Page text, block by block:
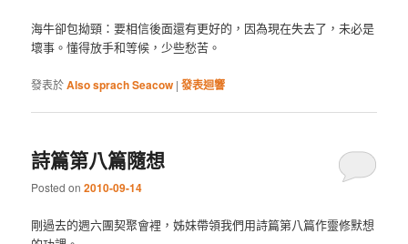
海牛卻包拗頸：要相信後面還有更好的，因為現在失去了，未必是
壞事。懂得放手和等候，少些愁苦。
發表於Also sprach Seacow |發表迴響
詩篇第八篇隨想
Posted on2010-09-14
剛過去的週六團契聚會裡，姊妹帶領我們用詩篇第八篇作靈修默想